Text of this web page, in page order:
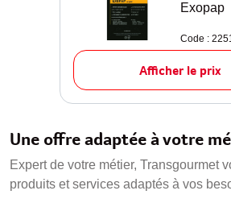
Exopap
Code :
Afficher le prix
Une offre adaptée à votre
Expert de votre métier, Transgourmet
produits et services adaptés à vos